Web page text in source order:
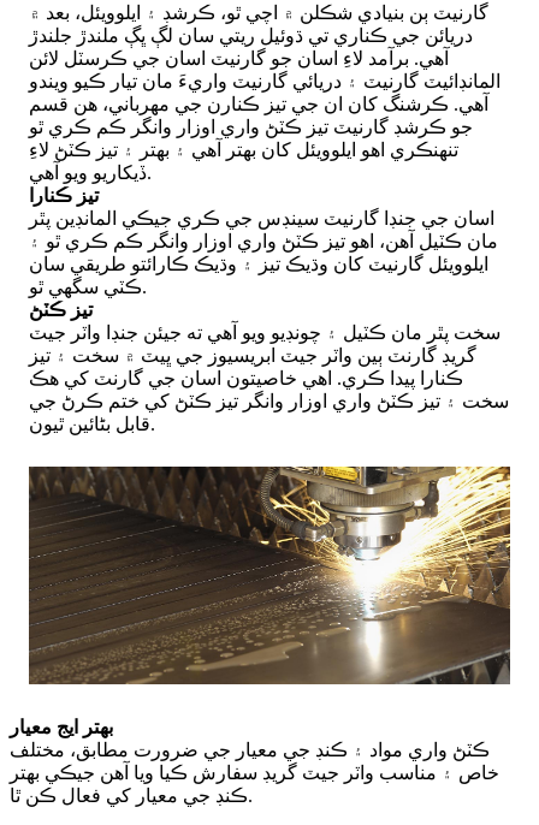
گارنيٽ ٻن بنيادي شڪلن ۾ اچي ٿو، ڪرشڊ ۽ ايلوويئل، بعد ۾
دريائن جي ڪناري تي ڌوئيل ريتي سان لڳ ڀڳ ملندڙ جلندڙ
آهي. برآمد لاءِ اسان جو گارنيٽ اسان جي ڪرسٽل لائن
المانڊائيٽ گارنيٽ ۽ دريائي گارنيٽ واريءَ مان تيار ڪيو ويندو
آهي. ڪرشنگ کان ان جي تيز ڪنارن جي مهرباني، هن قسم
جو ڪرشڊ گارنيٽ تيز ڪٽڻ واري اوزار وانگر ڪم ڪري ٿو
تنهنڪري اهو ايلوويئل کان بهتر آهي ۽ بهتر ۽ تيز ڪٽڻ لاءِ
ڏيکاريو ويو آهي.
تيز ڪنارا
اسان جي جنڊا گارنيٽ سينڊس جي ڪري جيڪي المانڊين پٿر
مان ڪٽيل آهن، اهو تيز ڪٽڻ واري اوزار وانگر ڪم ڪري ٿو ۽
ايلوويئل گارنيٽ کان وڌيڪ تيز ۽ وڌيڪ ڪارائتو طريقي سان
ڪٽي سگهي ٿو.
تيز ڪٽڻ
سخت پٿر مان ڪٽيل ۽ چونڊيو ويو آهي ته جيئن جنڊا واٽر جيٽ
گريڊ گارنٽ ٻين واٽر جيٽ ابريسيوز جي ڀيٽ ۾ سخت ۽ تيز
ڪنارا پيدا ڪري. اهي خاصيتون اسان جي گارنٽ کي هڪ
سخت ۽ تيز ڪٽڻ واري اوزار وانگر تيز ڪٽڻ کي ختم ڪرڻ جي
قابل بڻائين ٿيون.
بهتر ايج معيار
ڪٽڻ واري مواد ۽ ڪنڊ جي معيار جي ضرورت مطابق، مختلف
خاص ۽ مناسب واٽر جيٽ گريڊ سفارش ڪيا ويا آهن جيڪي بهتر
ڪنڊ جي معيار کي فعال ڪن ٿا.